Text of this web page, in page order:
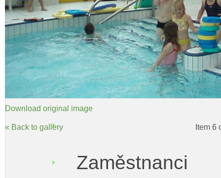
Download original image
« Back to gallery Item 6
Zaměstnanci